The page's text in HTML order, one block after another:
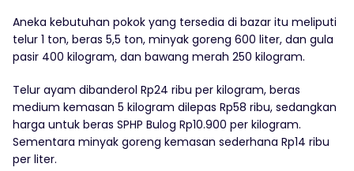
Aneka kebutuhan pokok yang tersedia di bazar itu meliputi
telur 1 ton, beras 5,5 ton, minyak goreng 600 liter, dan gula
pasir 400 kilogram, dan bawang merah 250 kilogram.
Telur ayam dibanderol Rp24 ribu per kilogram, beras
medium kemasan 5 kilogram dilepas Rp58 ribu, sedangkan
harga untuk beras SPHP Bulog Rp10.900 per kilogram.
Sementara minyak goreng kemasan sederhana Rp14 ribu
per liter.